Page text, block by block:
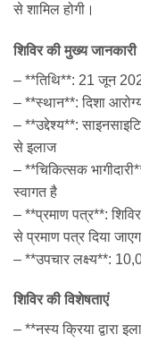
से शामिल होगी।
शिविर की मुख्य जानकारी
– **तिथि**: 21 जून
– **स्थान**: दिशा
– **उद्देश्य**:
से इलाज
– **चिकित्सक
स्वागत है
– **प्रमाण पत्र**:
से प्रमाण पत्र दिया
– **उपचार लक्ष्य**:
शिविर की विशेषताएं
– **नस्य क्रिया द्वारा